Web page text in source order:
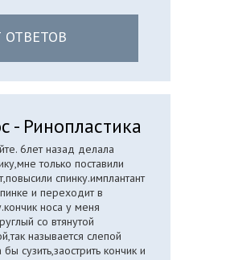
ОТВЕТОВ
- Ринопластика
6лет назад делала
только поставили
спинку.имплантант
и переходит в
носа у меня
со втянутой
называется слепой
сузить,заострить кончик и